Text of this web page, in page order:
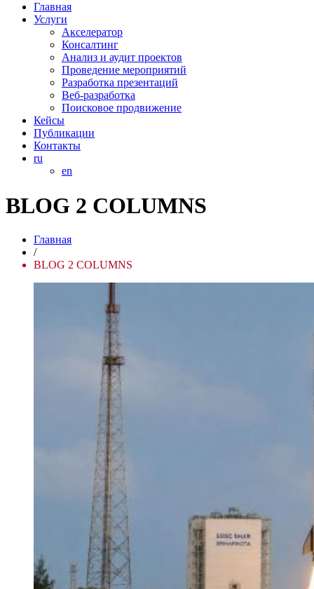
Главная
Услуги
Акселератор
Консалтинг
Анализ и аудит проектов
Проведение мероприятий
Разработка презентаций
Веб-разработка
Поисковое продвижение
Кейсы
Публикации
Контакты
ru
en
BLOG 2 COLUMNS
Главная
/
BLOG 2 COLUMNS